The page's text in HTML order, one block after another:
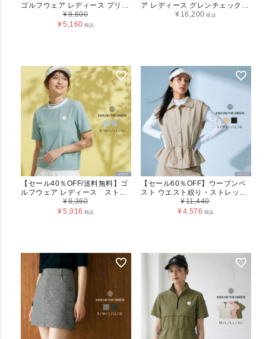
ゴルフウェア レディース プリー
ツ スカート インナーパンツ付き
軽やか プリーツスカート 4587
ネイビー 春 夏 秋
¥8,600
¥5,160 税込
ア レディース グレンチェック柄
モックネック＆プリーツスカー
¥ 16,200 税込
【セール40％OFF/送料無料】ゴ
ルフウェア レディース ストラ
イプ 綿混 半袖 モックネックシャ
ツ S M L LL 3L G0003
¥8,360
¥5,016 税込
【セール60％OFF】ウーブンベ
スト ウエスト絞り・ストレッチ
素材 レディース（G0007）
¥11,440
¥4,576 税込